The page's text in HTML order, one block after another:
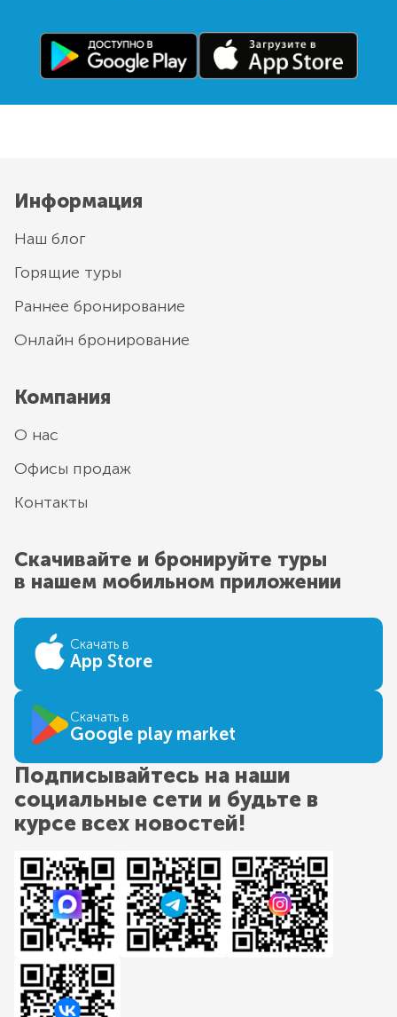
Информация
Наш блог
Горящие туры
Раннее бронирование
Онлайн бронирование
Компания
О нас
Офисы продаж
Контакты
Скачивайте и бронируйте туры
в нашем мобильном приложении
Скачать в
App Store
Скачать в
Google play market
Подписывайтесь на наши
социальные сети и будьте в
курсе всех новостей!